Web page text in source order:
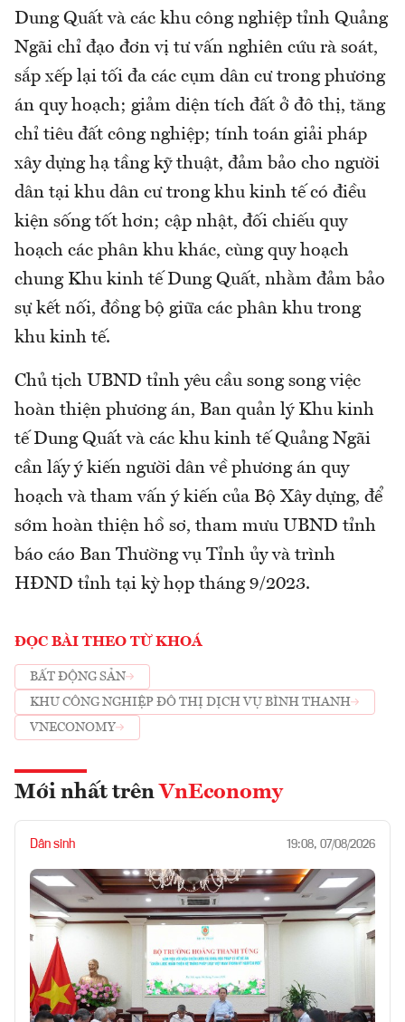
Dung Quất và các khu công nghiệp tỉnh Quảng
Ngãi chỉ đạo đơn vị tư vấn nghiên cứu rà soát,
sắp xếp lại tối đa các cụm dân cư trong phương
án quy hoạch; giảm diện tích đất ở đô thị, tăng
chỉ tiêu đất công nghiệp; tính toán giải pháp
xây dựng hạ tầng kỹ thuật, đảm bảo cho người
dân tại khu dân cư trong khu kinh tế có điều
kiện sống tốt hơn; cập nhật, đối chiếu quy
hoạch các phân khu khác, cùng quy hoạch
chung Khu kinh tế Dung Quất, nhằm đảm bảo
sự kết nối, đồng bộ giữa các phân khu trong
khu kinh tế.
Chủ tịch UBND tỉnh yêu cầu song song việc
hoàn thiện phương án, Ban quản lý Khu kinh
tế Dung Quất và các khu kinh tế Quảng Ngãi
cần lấy ý kiến người dân về phương án quy
hoạch và tham vấn ý kiến của Bộ Xây dựng, để
sớm hoàn thiện hồ sơ, tham mưu UBND tỉnh
báo cáo Ban Thường vụ Tỉnh ủy và trình
HĐND tỉnh tại kỳ họp tháng 9/2023.
ĐỌC BÀI THEO TỪ KHOÁ
BẤT ĐỘNG SẢN
KHU CÔNG NGHIỆP ĐÔ THỊ DỊCH VỤ BÌNH THANH
VNECONOMY
Mới nhất trên VnEconomy
Dân sinh 19:08, 07/08/2026